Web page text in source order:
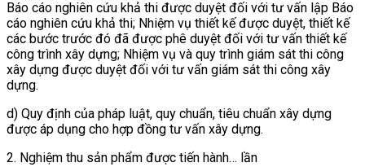
Báo cáo nghiên cứu khả thi được duyệt đối với tư vấn lập Báo
cáo nghiên cứu khả thi; Nhiệm vụ thiết kế được duyệt, thiết kế
các bước trước đó đã được phê duyệt đối với tư vấn thiết kế
công trình xây dựng; Nhiệm vụ và quy trình giám sát thi công
xây dựng được duyệt đối với tư vấn giám sát thi công xây
dựng.
d) Quy định của pháp luật, quy chuẩn, tiêu chuẩn xây dựng
được áp dụng cho hợp đồng tư vấn xây dựng.
2. Nghiệm thu sản phẩm được tiến hành… lần